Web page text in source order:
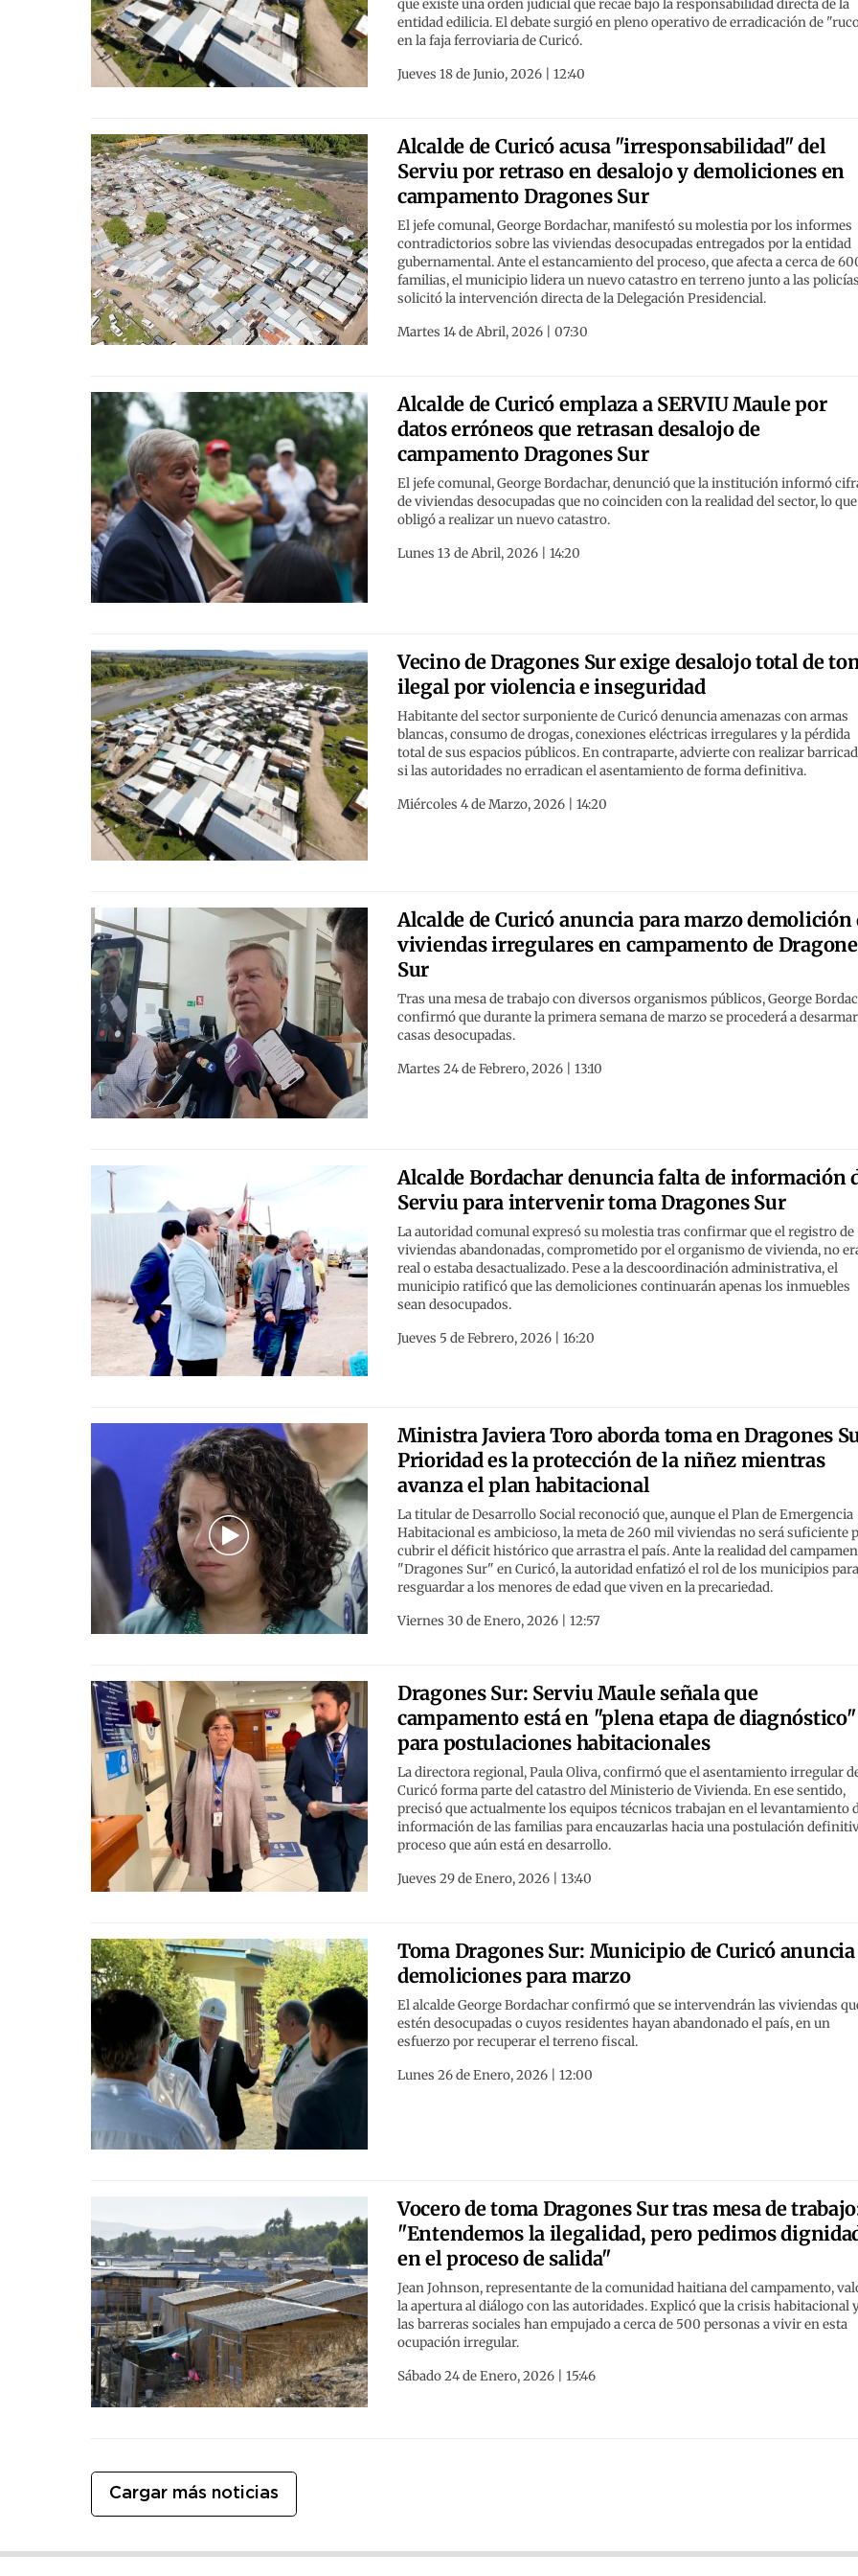
que existe una orden judicial que recae bajo la responsabilidad directa de la
entidad edilicia. El debate surgió en pleno operativo de erradicación de
en la faja ferroviaria de Curicó.
Jueves 18 de Junio, 2026 | 12:40
Alcalde de Curicó acusa "irresponsabilidad" del
Serviu por retraso en desalojo y demoliciones en
campamento Dragones Sur
El jefe comunal, George Bordachar, manifestó su molestia por los informes
contradictorios sobre las viviendas desocupadas entregados por la entidad
gubernamental. Ante el estancamiento del proceso, que afecta a cerca de
familias, el municipio lidera un nuevo catastro en terreno junto a las
solicitó la intervención directa de la Delegación Presidencial.
Martes 14 de Abril, 2026 | 07:30
Alcalde de Curicó emplaza a SERVIU Maule por
datos erróneos que retrasan desalojo de
campamento Dragones Sur
El jefe comunal, George Bordachar, denunció que la institución informó
de viviendas desocupadas que no coinciden con la realidad del sector, lo que
obligó a realizar un nuevo catastro.
Lunes 13 de Abril, 2026 | 14:20
Vecino de Dragones Sur exige desalojo total de
ilegal por violencia e inseguridad
Habitante del sector surponiente de Curicó denuncia amenazas con armas
blancas, consumo de drogas, conexiones eléctricas irregulares y la pérdida
total de sus espacios públicos. En contraparte, advierte con realizar
si las autoridades no erradican el asentamiento de forma definitiva.
Miércoles 4 de Marzo, 2026 | 14:20
Alcalde de Curicó anuncia para marzo demolición
viviendas irregulares en campamento de
Sur
Tras una mesa de trabajo con diversos organismos públicos, George
confirmó que durante la primera semana de marzo se procederá a
casas desocupadas.
Martes 24 de Febrero, 2026 | 13:10
Alcalde Bordachar denuncia falta de información
Serviu para intervenir toma Dragones Sur
La autoridad comunal expresó su molestia tras confirmar que el registro de
viviendas abandonadas, comprometido por el organismo de vivienda, no
real o estaba desactualizado. Pese a la descoordinación administrativa, el
municipio ratificó que las demoliciones continuarán apenas los inmuebles
sean desocupados.
Jueves 5 de Febrero, 2026 | 16:20
Ministra Javiera Toro aborda toma en Dragones
Prioridad es la protección de la niñez mientras
avanza el plan habitacional
La titular de Desarrollo Social reconoció que, aunque el Plan de Emergencia
Habitacional es ambicioso, la meta de 260 mil viviendas no será suficiente
cubrir el déficit histórico que arrastra el país. Ante la realidad del
"Dragones Sur" en Curicó, la autoridad enfatizó el rol de los municipios para
resguardar a los menores de edad que viven en la precariedad.
Viernes 30 de Enero, 2026 | 12:57
Dragones Sur: Serviu Maule señala que
campamento está en "plena etapa de diagnóstico"
para postulaciones habitacionales
La directora regional, Paula Oliva, confirmó que el asentamiento irregular
Curicó forma parte del catastro del Ministerio de Vivienda. En ese sentido,
precisó que actualmente los equipos técnicos trabajan en el levantamiento
información de las familias para encauzarlas hacia una postulación
proceso que aún está en desarrollo.
Jueves 29 de Enero, 2026 | 13:40
Toma Dragones Sur: Municipio de Curicó anuncia
demoliciones para marzo
El alcalde George Bordachar confirmó que se intervendrán las viviendas
estén desocupadas o cuyos residentes hayan abandonado el país, en un
esfuerzo por recuperar el terreno fiscal.
Lunes 26 de Enero, 2026 | 12:00
Vocero de toma Dragones Sur tras mesa de
"Entendemos la ilegalidad, pero pedimos
en el proceso de salida"
Jean Johnson, representante de la comunidad haitiana del campamento,
la apertura al diálogo con las autoridades. Explicó que la crisis habitacional
las barreras sociales han empujado a cerca de 500 personas a vivir en esta
ocupación irregular.
Sábado 24 de Enero, 2026 | 15:46
Cargar más noticias